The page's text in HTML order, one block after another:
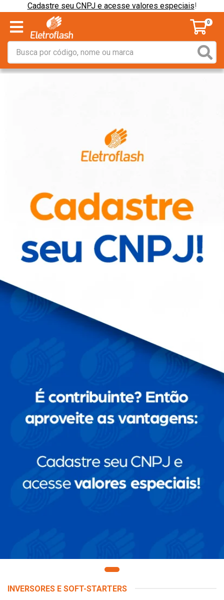
Cadastre seu CNPJ e acesse valores especiais!
0
INVERSORES E SOFT-STARTERS